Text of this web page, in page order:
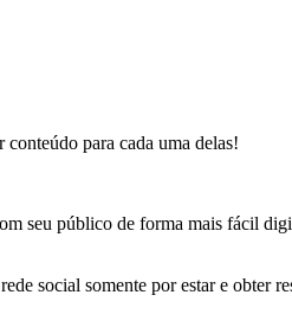
para cada uma delas!
seu público de forma mais fácil
social somente por estar e obter